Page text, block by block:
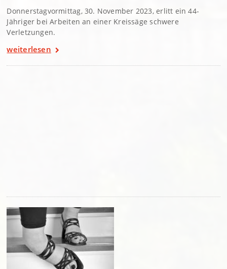
Donnerstagvormittag, 30. November 2023, erlitt ein 44-
Jähriger bei Arbeiten an einer Kreissäge schwere
Verletzungen.
weiterlesen